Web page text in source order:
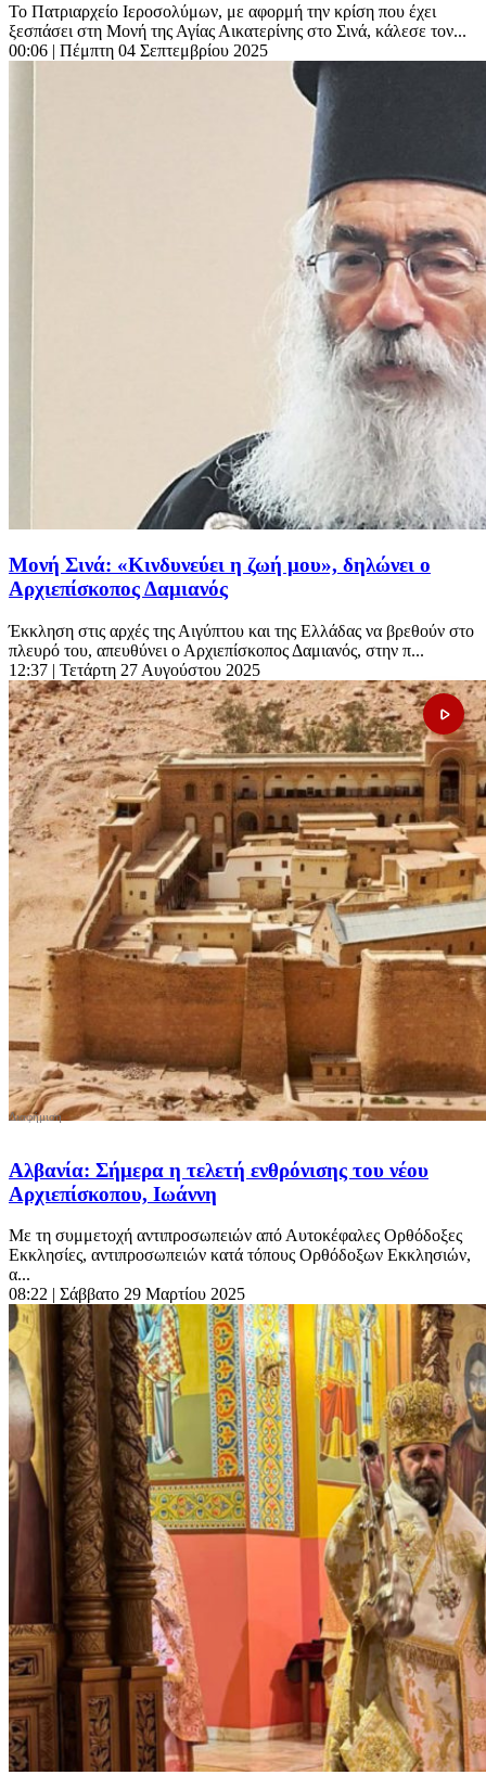
Το Πατριαρχείο Ιεροσολύμων, με αφορμή την κρίση που έχει
ξεσπάσει στη Μονή της Αγίας Αικατερίνης στο Σινά, κάλεσε τον...
00:06 | Πέμπτη 04 Σεπτεμβρίου 2025
Μονή Σινά: «Κινδυνεύει η ζωή μου», δηλώνει ο
Αρχιεπίσκοπος Δαμιανός
Έκκληση στις αρχές της Αιγύπτου και της Ελλάδας να βρεθούν στο
πλευρό του, απευθύνει ο Αρχιεπίσκοπος Δαμιανός, στην π...
12:37 | Τετάρτη 27 Αυγούστου 2025
Αλβανία: Σήμερα η τελετή ενθρόνισης του νέου
Αρχιεπίσκοπου, Ιωάννη
Με τη συμμετοχή αντιπροσωπειών από Αυτοκέφαλες Ορθόδοξες
Εκκλησίες, αντιπροσωπειών κατά τόπους Ορθόδοξων Εκκλησιών,
α...
08:22 | Σάββατο 29 Μαρτίου 2025